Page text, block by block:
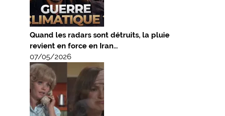
Quand les radars sont détruits, la pluie
revient en force en Iran…
07/05/2026